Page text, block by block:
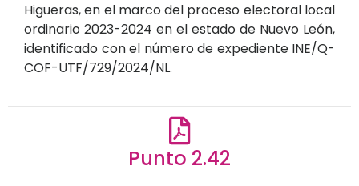
Higueras, en el marco del proceso electoral local
ordinario 2023-2024 en el estado de Nuevo León,
identificado con el número de expediente INE/Q-
COF-UTF/729/2024/NL.
Punto 2.42